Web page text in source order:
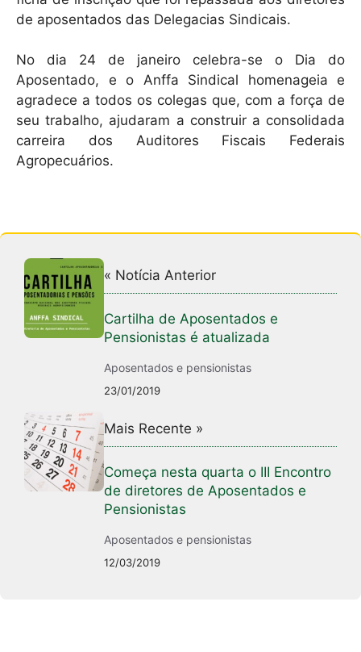
de aposentados das Delegacias Sindicais.
No dia 24 de janeiro celebra-se o Dia do
Aposentado, e o Anffa Sindical homenageia e
agradece a todos os colegas que, com a força de
seu trabalho, ajudaram a construir a consolidada
carreira dos Auditores Fiscais Federais
Agropecuários.
« Notícia Anterior
Cartilha de Aposentados e
Pensionistas é atualizada
Aposentados e pensionistas
23/01/2019
Mais Recente »
Começa nesta quarta o III Encontro
de diretores de Aposentados e
Pensionistas
Aposentados e pensionistas
12/03/2019